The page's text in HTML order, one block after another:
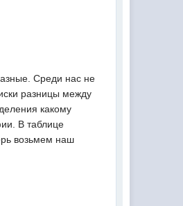
Среди нас не
разницы между
какому
В таблице
возьмем наш